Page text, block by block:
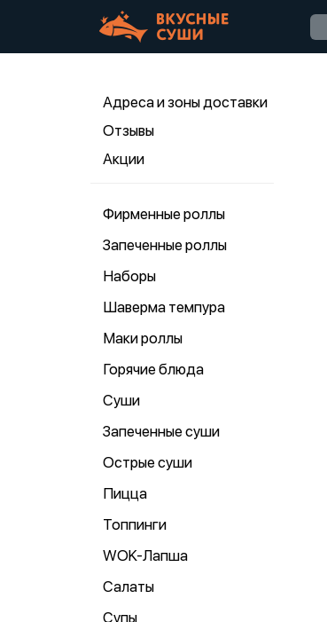
Адреса и зоны доставки
Отзывы
Акции
Фирменные роллы
Запеченные роллы
Наборы
Шаверма темпура
Маки роллы
Горячие блюда
Суши
Запеченные суши
Острые суши
Пицца
Топпинги
WOK-Лапша
Салаты
Супы